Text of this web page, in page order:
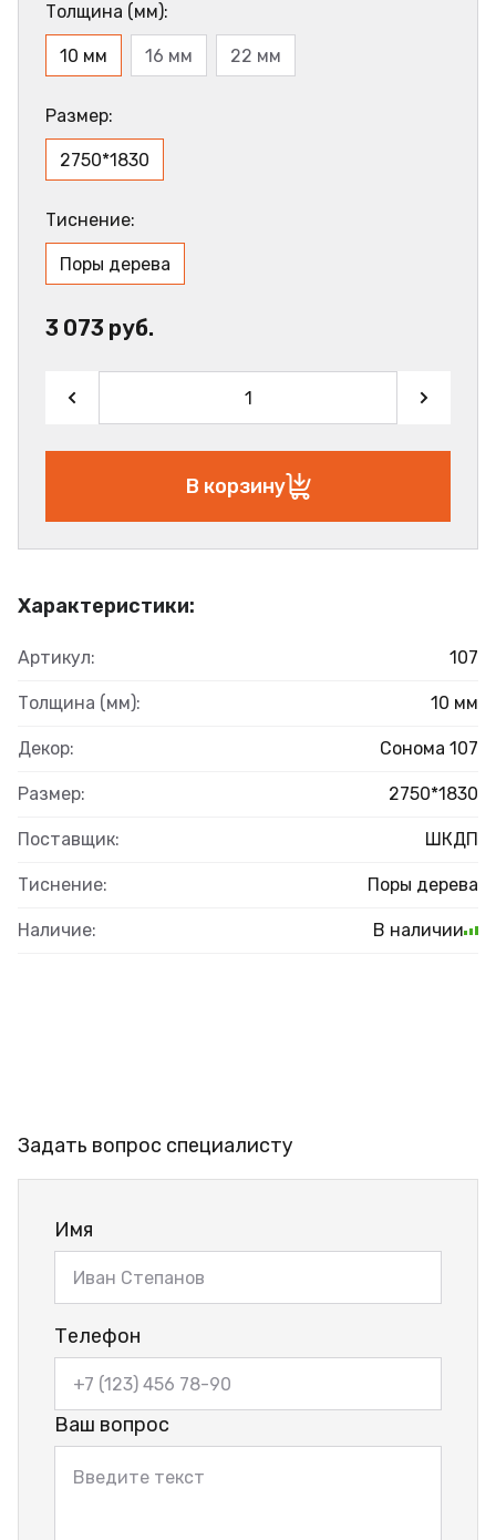
Характеристики:
Артикул: 107
Толщина (мм): 10 мм
Декор: Сонома 107
Размер: 2750*1830
Поставщик: ШКДП
Тиснение: Поры дерева
Наличие: В наличии
Толщина (мм):
10 мм 16 мм 22 мм
Размер:
2750*1830
Тиснение:
Поры дерева
3 073 руб.
В корзину
Задать вопрос специалисту
Имя
Телефон
Ваш вопрос